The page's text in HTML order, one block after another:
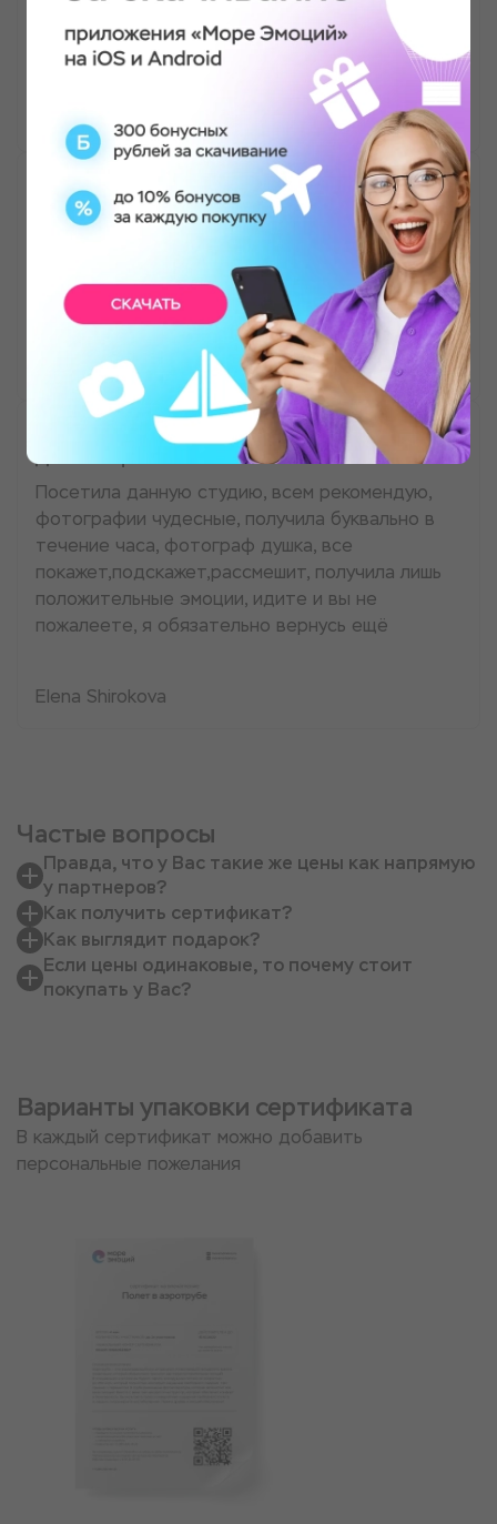
фото "Бомба", самооценка пробивает
потолок... Однозначно рекомендую!
Olya Nikolaeva
Детская фотосессия
фотосессии получили положительные эмоции.
Вы профессионал своего дела!!!
Evgenia Burak
Детская фотосессия
Посетила данную студию, всем рекомендую,
фотографии чудесные, получила буквально в
течение часа, фотограф душка, все
покажет,подскажет,рассмешит, получила лишь
положительные эмоции, идите и вы не
пожалеете, я обязательно вернусь ещё
Elena Shirokova
Частые вопросы
Правда, что у Вас такие же цены как напрямую
у партнеров?
Как получить сертификат?
Как выглядит подарок?
Если цены одинаковые, то почему стоит
покупать у Вас?
Варианты упаковки сертификата
В каждый сертификат можно добавить
персональные пожелания